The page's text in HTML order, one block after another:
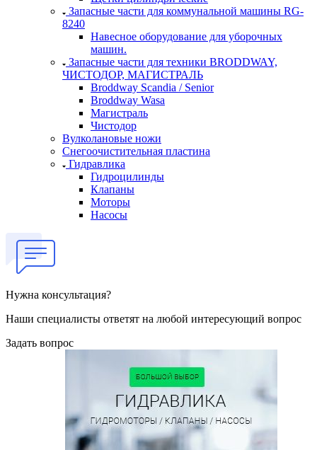
Запасные части для коммунальной машины RG-
8240
Навесное оборудование для уборочных
машин.
Запасные части для техники BRODDWAY,
ЧИСТОДОР, МАГИСТРАЛЬ
Broddway Scandia / Senior
Broddway Wasa
Магистраль
Чистодор
Вулколановые ножи
Снегоочистительная пластина
Гидравлика
Гидроцилинды
Клапаны
Моторы
Насосы
Нужна консультация?
Наши специалисты ответят на любой интересующий вопрос
Задать вопрос